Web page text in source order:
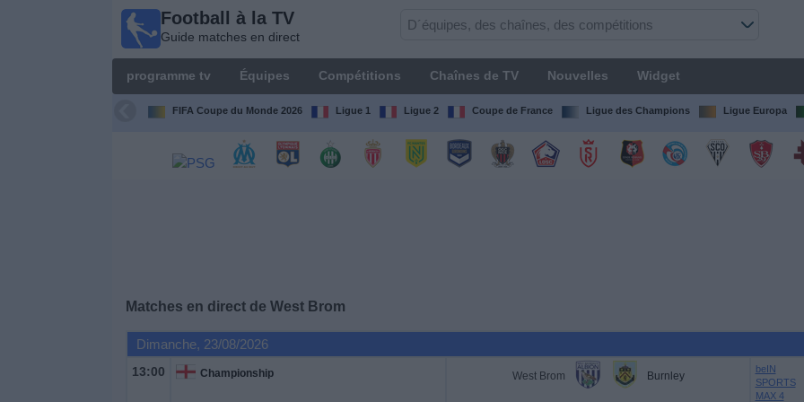
Football à la TV
Guide matches en direct
programme tv Équipes Compétitions Chaînes de TV Nouvelles Widget
FIFA Coupe du Monde 2026 Ligue 1 Ligue 2 Coupe de France Ligue des Champions Ligue Europa
Matches en direct de West Brom
Dimanche, 23/08/2026
13:00 Championship West Brom Burnley
beIN
SPORTS
MAX 4